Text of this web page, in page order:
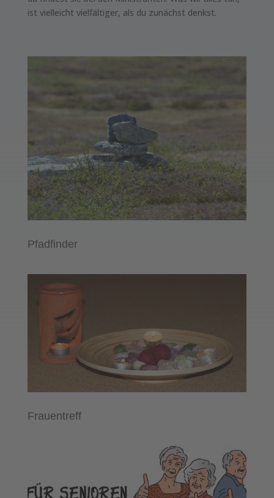
ist vielleicht vielfältiger, als du zunächst denkst.
Pfadfinder
Frauentreff